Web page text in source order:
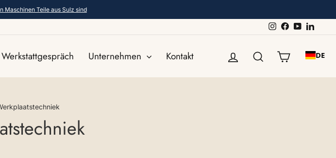
Maschinen Teile aus Sulz sind
Instagram
Facebook
YouTube
Werkstattgespräch Unternehmen Kontakt EinloggenSuche DE